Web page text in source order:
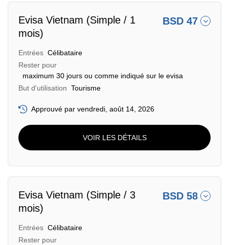
Evisa Vietnam (Simple / 1
mois)
BSD 47
Entrées Célibataire
Rester pour
maximum 30 jours ou comme indiqué sur le evisa
But d'utilisation Tourisme
Approuvé par vendredi, août 14, 2026
VOIR LES DÉTAILS
Evisa Vietnam (Simple / 3
mois)
BSD 58
Entrées Célibataire
Rester pour